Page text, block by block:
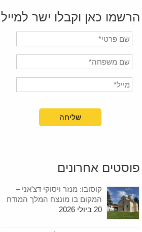
הרשמו כאן וקבלו ישר למייל
פוסטים אחרונים
קוסובו: מנזר ויסוקי דצ'אני –
המקום בו מונצח המלך המודח
20 ביולי 2026